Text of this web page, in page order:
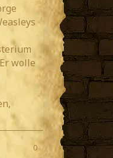
wolle
0